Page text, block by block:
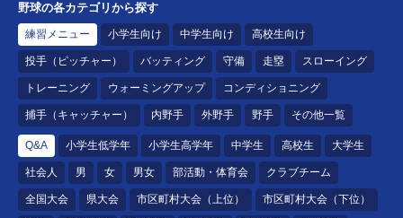
野球の各カテゴリから探す
練習メニュー 小学生向け 中学生向け 高校生向け
投手（ピッチャー） バッティング 守備 走塁 スローイング
トレーニング ウォーミングアップ コンディショニング
捕手（キャッチャー） 内野手 外野手 野手 その他一覧
Q&A 小学生低学年 小学生高学年 中学生 高校生 大学生
社会人 男 女 男女 部活動・体育会 クラブチーム
全国大会 県大会 市区町村大会（上位） 市区町村大会（下位）